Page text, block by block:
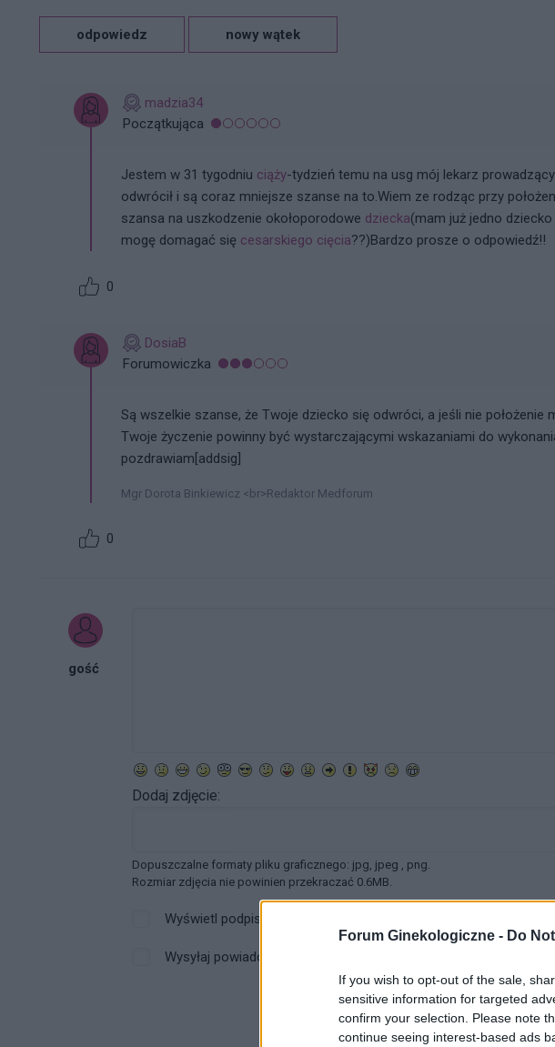
Forum Ginekologiczne - Do
If you wish to opt-out of the sale,
sensitive information for targeted
confirm your selection. Please note
continue seeing interest-based ads
odpowiedz nowy wątek
madzia34
Początkująca
Jestem w 31 tygodniu ciąży-tydzień temu na usg mój lekarz
odwrócił i są coraz mniejsze szanse na to.Wiem ze rodząc przy
szansa na uszkodzenie okołoporodowe dziecka(mam już jedno
mogę domagać się cesarskiego cięcia??)Bardzo prosze o odpowiedź!!
0
DosiaB
Forumowiczka
Są wszelkie szanse, że Twoje dziecko się odwróci, a jeśli nie położenie
Twoje życzenie powinny być wystarczającymi wskazaniami do
pozdrawiam[addsig]
Mgr Dorota Binkiewicz <br>Redaktor Medforum
0
gość
Dodaj zdjęcie:
Dopuszczalne formaty pliku graficznego: jpg, jpeg , png.
Rozmiar zdjęcia nie powinien przekraczać 0.6MB.
Wyświetl podpis
Wysyłaj powiadomienia o odpowiedzi